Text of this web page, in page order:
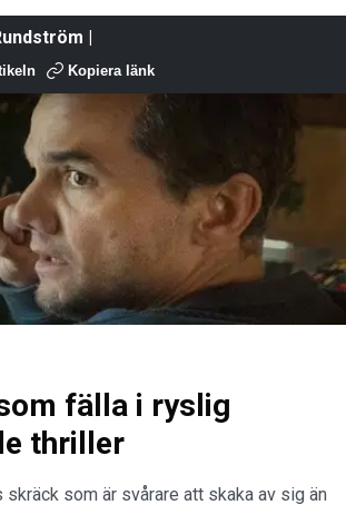
|
Kopiera länk
fälla i ryslig
thriller
som är svårare att skaka av sig än